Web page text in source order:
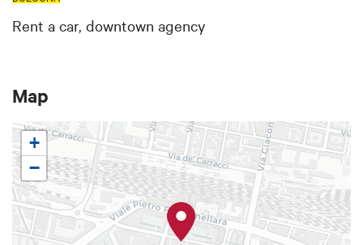
Rent a car, downtown agency
Map
+
−